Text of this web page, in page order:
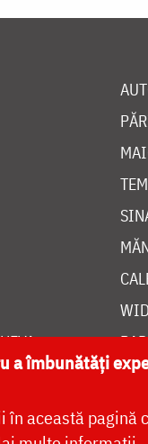
a îmbunătăți
în această